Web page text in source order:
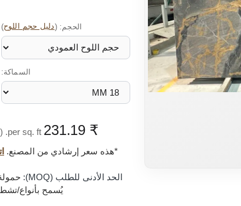
الحجم:(دليل حجم اللوح)
السماكة:
₹ 231.19
per sq. ft. (Ex-works, يشمل الضرائب)*
*هذه سعر إرشادي من المصنع.
الحد الأدنى للطلب (MOQ):
يُسمح بأنواع/